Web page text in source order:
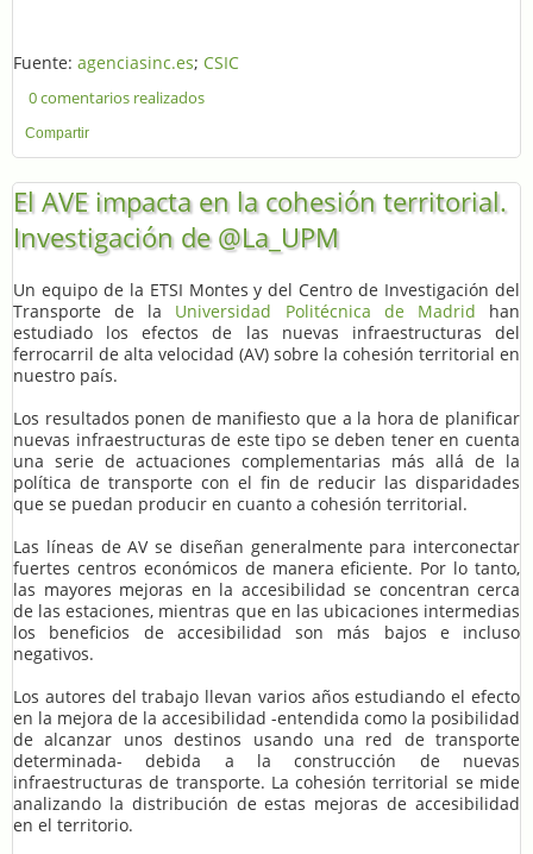
Fuente: agenciasinc.es; CSIC
0 comentarios realizados
Compartir
El AVE impacta en la cohesión territorial.
Investigación de @La_UPM
Un equipo de la ETSI Montes y del Centro de Investigación del
Transporte de la Universidad Politécnica de Madrid han
estudiado los efectos de las nuevas infraestructuras del
ferrocarril de alta velocidad (AV) sobre la cohesión territorial en
nuestro país.
Los resultados ponen de manifiesto que a la hora de planificar
nuevas infraestructuras de este tipo se deben tener en cuenta
una serie de actuaciones complementarias más allá de la
política de transporte con el fin de reducir las disparidades
que se puedan producir en cuanto a cohesión territorial.
Las líneas de AV se diseñan generalmente para interconectar
fuertes centros económicos de manera eficiente. Por lo tanto,
las mayores mejoras en la accesibilidad se concentran cerca
de las estaciones, mientras que en las ubicaciones intermedias
los beneficios de accesibilidad son más bajos e incluso
negativos.
Los autores del trabajo llevan varios años estudiando el efecto
en la mejora de la accesibilidad -entendida como la posibilidad
de alcanzar unos destinos usando una red de transporte
determinada- debida a la construcción de nuevas
infraestructuras de transporte. La cohesión territorial se mide
analizando la distribución de estas mejoras de accesibilidad
en el territorio.